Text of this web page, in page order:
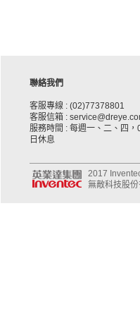
聯絡我們
客服專線 : (02)77378801
客服信箱 :
服務時間 : 每週一、二、四
日休息
2017
無敵科技股